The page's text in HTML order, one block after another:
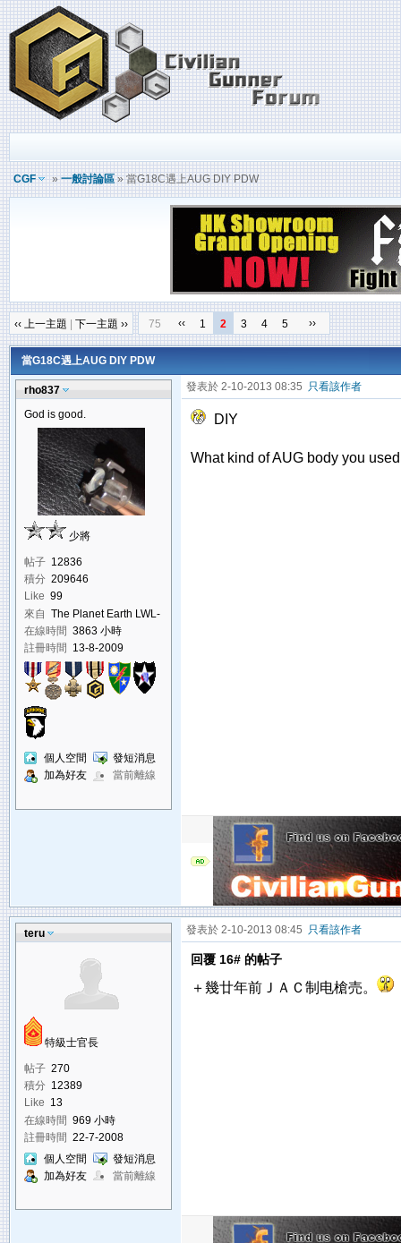
CGF »一般討論區» 當G18C遇上AUG DIY PDW
‹‹ 上一主題 下一主題 ›› 75 ‹‹ 1 2 3 4 5 ››
當G18C遇上AUG DIY PDW
rho837
God is good.
少將
帖子 12836
積分 209646
Like 99
來自 The Planet Earth LWL-
K-793-850
在線時間 3863 小時
註冊時間
13-8-2009
個人空間
發短消息
加為好友
當前離線
發表於 2-10-2013 08:35 只看該作者
DIY
What kind of AUG body you
teru
特級士官長
帖子 270
積分 12389
Like 13
在線時間 969 小時
註冊時間 22-7-2008
個人空間
發短消息
加為好友
當前離線
發表於 2-10-2013 08:45 只看該作者
回覆 16# 的帖子
＋幾廿年前ＪＡＣ制电槍売。